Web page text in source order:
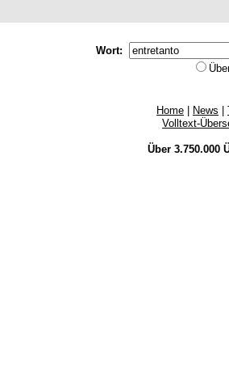
Wort:
Home News
Volltext-
Über 3.750.000